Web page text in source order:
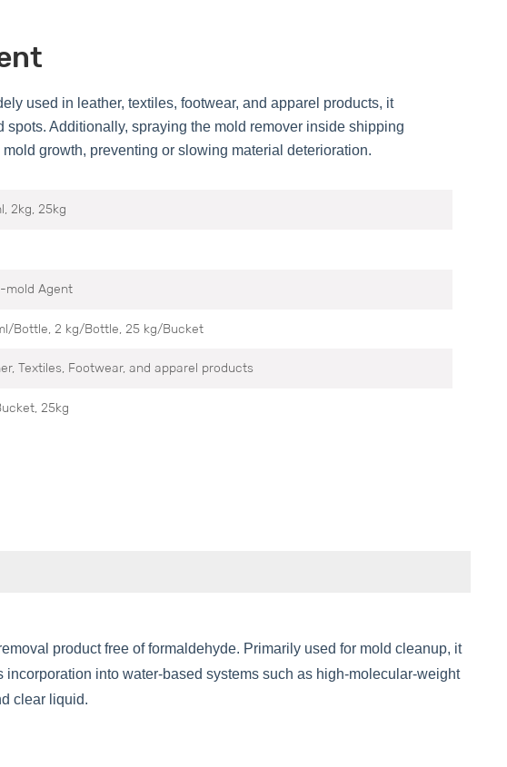
used in leather, textiles, footwear, and apparel products, it
spots. Additionally, spraying the mold remover inside shipping
growth, preventing or slowing material deterioration.
2kg, 25kg
mold Agent
Bottle, 2 kg/Bottle, 25 kg/Bucket
Textiles, Footwear, and apparel products
25kg
product free of formaldehyde. Primarily used for mold cleanup, it
into water-based systems such as high-molecular-weight
clear liquid.